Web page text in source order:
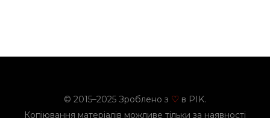
© 2015–2025 Зроблено з ♡ в PIK.
Копіювання матеріалів можливе тільки за наявності